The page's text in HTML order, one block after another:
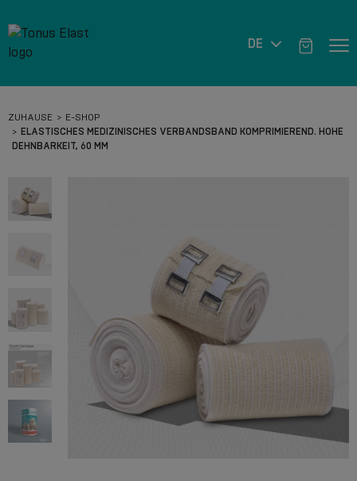
DE
ZUHAUSE
E-SHOP
ELASTISCHES MEDIZINISCHES VERBANDSBAND KOMPRIMIEREND. HOHE
DEHNBARKEIT, 60 MM